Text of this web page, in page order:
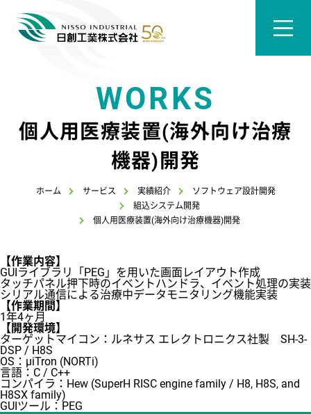
WORKS
個人用医療装置(海外向け治療
機器)開発
ホーム サービス 実績紹介
ソフトウェア設計開発
組込システム開発
個人用医療装置(海外向け治療機器)開発
【作業内容】
GUIライブラリ「PEG」を用いた画面レイアウト作成
タッチパネル押下時のイベントハンドラ、イベント処理の実装
シリアル通信による治療中データモニタリング機能実装
【作業期間】
1年4ヶ月
【開発環境】
ターゲットマイコン：ルネサス エレクトロニクス社製 SH-3-
DSP / H8S
OS：μiTron (NORTi)
言語：C / C++
コンパイラ：Hew (SuperH RISC engine family / H8, H8S, and
H8SX family)
GUIツール：PEG